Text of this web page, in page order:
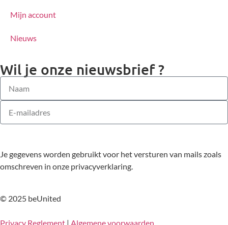
Mijn account
Nieuws
Wil je onze nieuwsbrief ?
Alternative:
Je gegevens worden gebruikt voor het versturen van mails zoals
omschreven in onze privacyverklaring.
© 2025 beUnited
Privacy Reglement | Algemene voorwaarden